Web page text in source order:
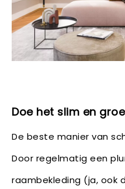
Doe het slim en
De beste manier van
Door regelmatig een
raambekleding (ja, ook